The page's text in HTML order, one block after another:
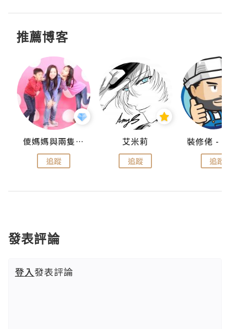
推薦博客
儍媽媽與兩隻小魔怪之家
追蹤
艾米莉
追蹤 追蹤
發表評論
登入發表評論